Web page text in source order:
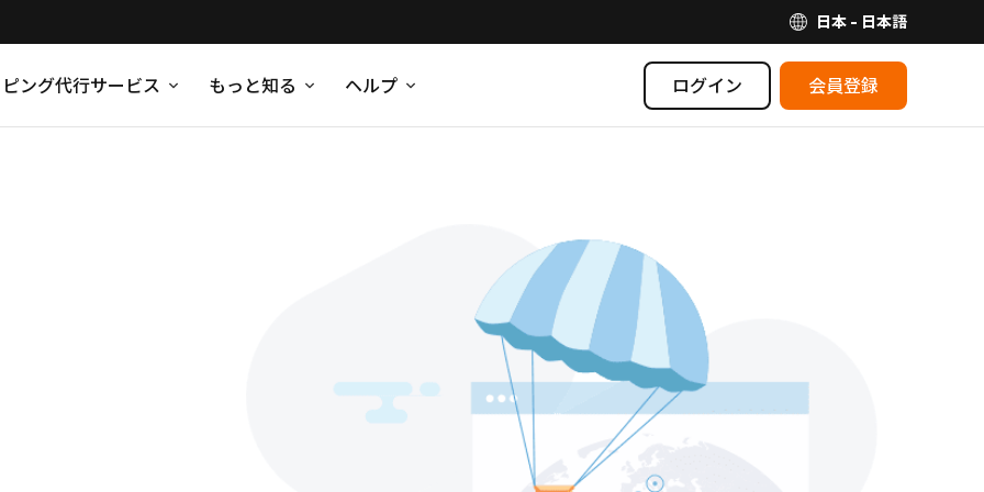
日本 - 日本語
ング代行サービス もっと知る ヘルプ ログイン 会員登録